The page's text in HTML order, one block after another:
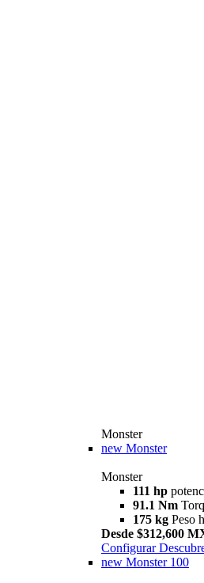
Monster
new Monster
Monster
111 hp
91.1 Nm
175 kg Peso
Desde $312,600
Configurar
new Monster 100